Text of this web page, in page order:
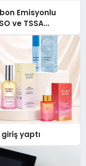
Emisyonlu
ve TSSA
yaptı